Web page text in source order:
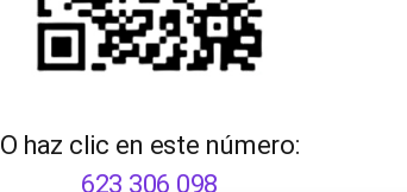
O haz clic en este número:
623 306 098